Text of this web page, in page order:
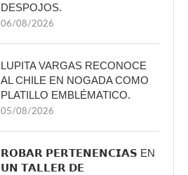
DESPOJOS.
06/08/2026
LUPITA VARGAS RECONOCE
AL CHILE EN NOGADA COMO
PLATILLO EMBLÉMATICO.
05/08/2026
𝗥𝗢𝗕𝗔𝗥 𝗣𝗘𝗥𝗧𝗘𝗡𝗘𝗡𝗖𝗜𝗔𝗦 EN
𝗨𝗡 𝗧𝗔𝗟𝗟𝗘𝗥 𝗗𝗘